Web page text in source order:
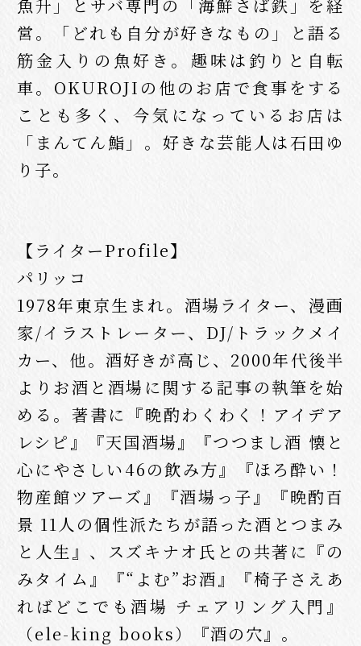
魚升」とサバ専門の「海鮮さば鉄」を経
営。「どれも自分が好きなもの」と語る
筋金入りの魚好き。趣味は釣りと自転
車。OKUROJIの他のお店で食事をする
ことも多く、今気になっているお店は
「まんてん鮨」。好きな芸能人は石田ゆ
り子。
【ライターProfile】
パリッコ
1978年東京生まれ。酒場ライター、漫画
家/イラストレーター、DJ/トラックメイ
カー、他。酒好きが高じ、2000年代後半
よりお酒と酒場に関する記事の執筆を始
める。著書に『晩酌わくわく！アイデア
レシピ』『天国酒場』『つつまし酒 懐と
心にやさしい46の飲み方』『ほろ酔い！
物産館ツアーズ』『酒場っ子』『晩酌百
景 11人の個性派たちが語った酒とつまみ
と人生』、スズキナオ氏との共著に『の
みタイム』『“よむ”お酒』『椅子さえあ
ればどこでも酒場 チェアリング入門』
（ele-king books）『酒の穴』。